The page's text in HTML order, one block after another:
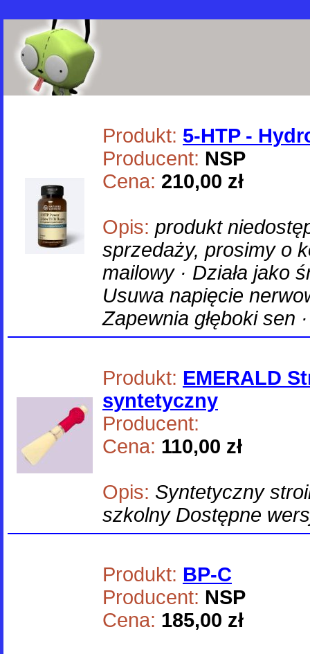
Produkt: 5-HTP -
Producent: NSP
Cena: 210,00 zł
Opis: produkt
sprzedaży, prosimy o
mailowy · Działa jako
Usuwa napięcie
Zapewnia głęboki sen
Produkt: EMERALD
syntetyczny
Producent:
Cena: 110,00 zł
Opis: Syntetyczny
szkolny Dostępne
Produkt: BP-C
Producent: NSP
Cena: 185,00 zł